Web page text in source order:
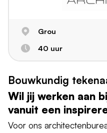
Grou
40 uur
Bouwkundig
Wil jij werken aan
vanuit een
Voor ons